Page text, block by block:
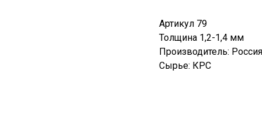
Артикул 79
Толщина 1,2-1,4 мм
Производитель: Россия
Сырье: КРС